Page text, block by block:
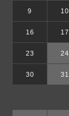
9 10
16 17
23 24
30 31